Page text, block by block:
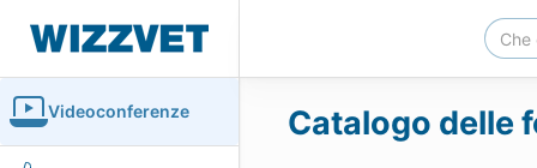
Videoconferenze Catalogo delle